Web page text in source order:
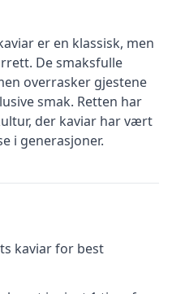
er en klassisk, men
De smaksfulle
overrasker gjestene
smak. Retten har
der kaviar har vært
i generasjoner.
kaviar for best